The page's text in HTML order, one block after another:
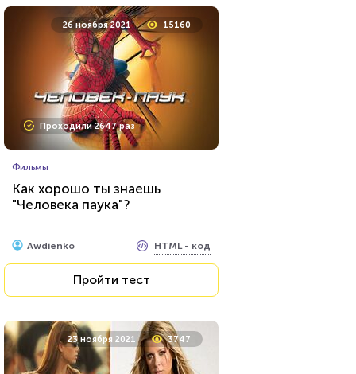
26 ноября 2021 15160
Проходили 2647 раз
Фильмы
Как хорошо ты знаешь
"Человека паука"?
Awdienko HTML - код
Пройти тест
23 ноября 2021 3747